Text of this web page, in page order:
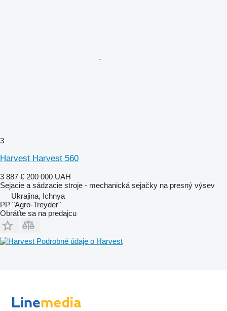
3
Harvest Harvest 560
3 887 € 200 000 UAH
Sejacie a sádzacie stroje - mechanická sejačky na presný výsev
Ukrajina, Ichnya
PP "Agro-Treyder"
Obráťte sa na predajcu
Podrobné údaje o Harvest